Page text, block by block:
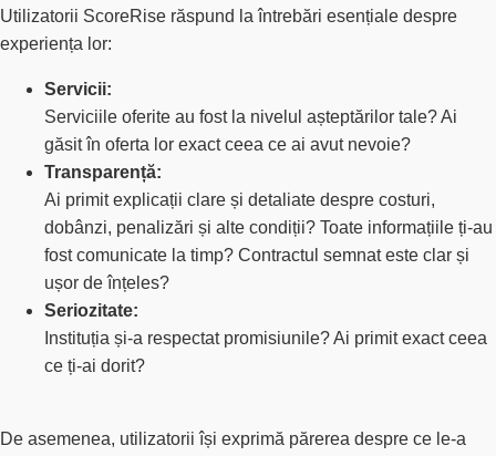
Utilizatorii ScoreRise răspund la întrebări esențiale despre
experiența lor:
Servicii:
Serviciile oferite au fost la nivelul așteptărilor tale? Ai
găsit în oferta lor exact ceea ce ai avut nevoie?
Transparență:
Ai primit explicații clare și detaliate despre costuri,
dobânzi, penalizări și alte condiții? Toate informațiile ți-au
fost comunicate la timp? Contractul semnat este clar și
ușor de înțeles?
Seriozitate:
Instituția și-a respectat promisiunile? Ai primit exact ceea
ce ți-ai dorit?
De asemenea, utilizatorii își exprimă părerea despre ce le-a